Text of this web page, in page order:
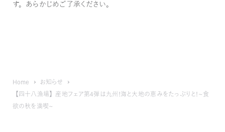
す。あらかじめご了承ください。
Home
お知らせ
【四十八漁場】産地フェア第4弾は九州！海と大地の恵みをたっぷりと！～食
欲の秋を満喫～